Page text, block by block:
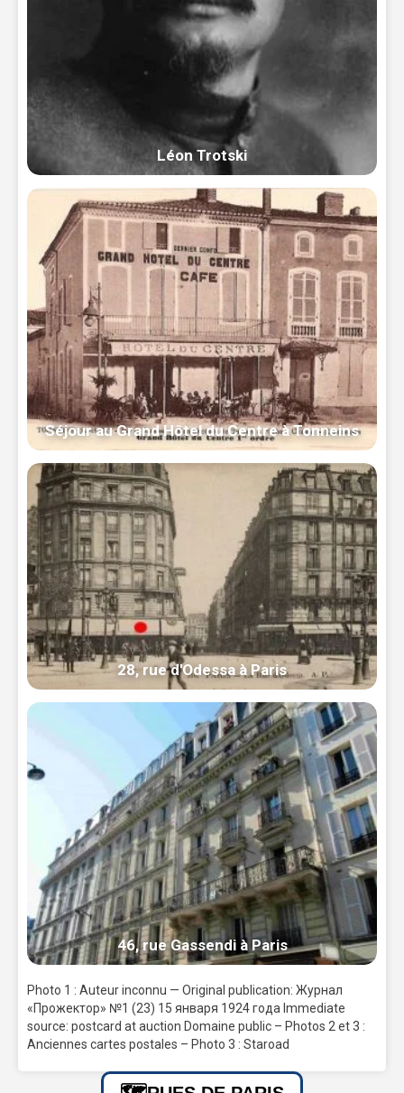
Léon Trotski
Séjour au Grand Hôtel du Centre à Tonneins
28, rue d'Odessa à Paris
46, rue Gassendi à Paris
Photo 1 : Auteur inconnu — Original publication: Журнал
«Прожектор» №1 (23) 15 января 1924 года Immediate
source: postcard at auction Domaine public – Photos 2 et 3 :
Anciennes cartes postales – Photo 3 : Staroad